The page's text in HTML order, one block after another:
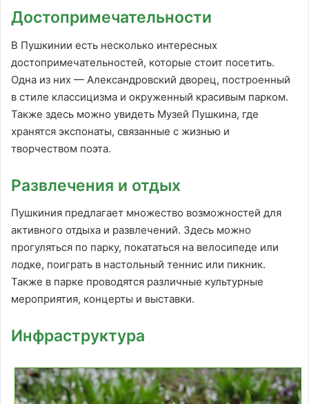
Достопримечательности
В Пушкинии есть несколько интересных
достопримечательностей, которые стоит посетить.
Одна из них — Александровский дворец, построенный
в стиле классицизма и окруженный красивым парком.
Также здесь можно увидеть Музей Пушкина, где
хранятся экспонаты, связанные с жизнью и
творчеством поэта.
Развлечения и отдых
Пушкиния предлагает множество возможностей для
активного отдыха и развлечений. Здесь можно
прогуляться по парку, покататься на велосипеде или
лодке, поиграть в настольный теннис или пикник.
Также в парке проводятся различные культурные
мероприятия, концерты и выставки.
Инфраструктура